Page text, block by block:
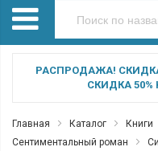
РАСПРОДАЖА! СКИДКА
СКИДКА 50%
Главная Каталог Книги
Сентиментальный роман